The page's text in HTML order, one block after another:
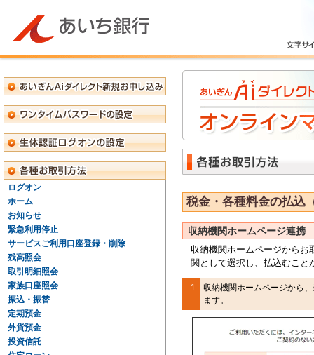
ログオン
ホーム
お知らせ
緊急利用停止
サービスご利用口座登録・削除
残高照会
取引明細照会
家族口座照会
振込・振替
定期預金
外貨預金
投資信託
税金・各種料金の払込
収納機関ホームページ連携
収納機関ホームページからお
関として選択し、払込むこと
1 収納機関ホームページから、
ます。